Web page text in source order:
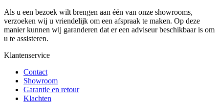
Als u een bezoek wilt brengen aan één van onze showrooms,
verzoeken wij u vriendelijk om een afspraak te maken. Op deze
manier kunnen wij garanderen dat er een adviseur beschikbaar is om
u te assisteren.
Klantenservice
Contact
Showroom
Garantie en retour
Klachten